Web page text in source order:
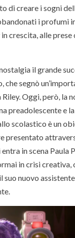
di creare i sogni
i profumi
crescita, alle prese
il grande
che segnò
Oggi, però, la
preadolescente e
scolastico è un
presentato
in scena Paula
in crisi creativa,
nuovo